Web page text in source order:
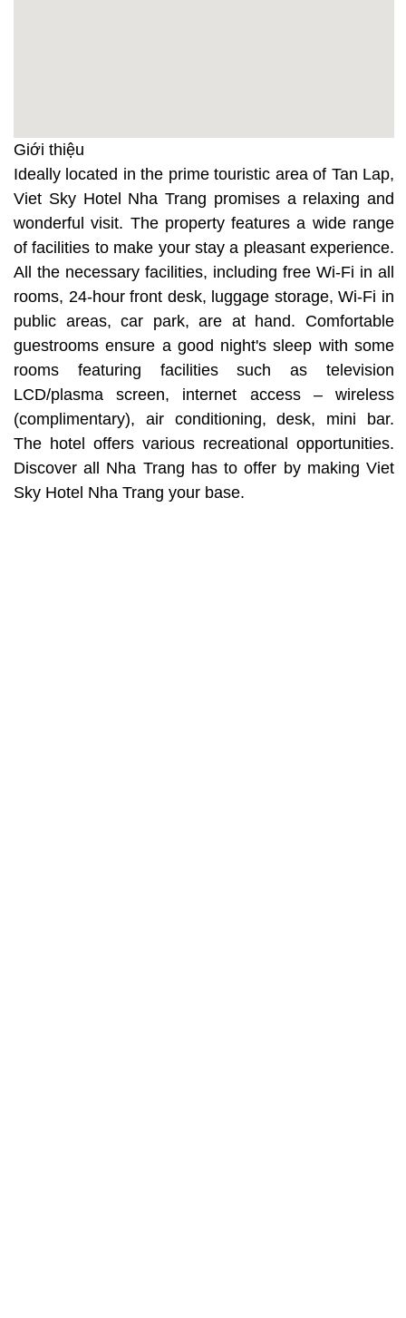
Giới thiệu
Ideally located in the prime touristic area of Tan Lap,
Viet Sky Hotel Nha Trang promises a relaxing and
wonderful visit. The property features a wide range
of facilities to make your stay a pleasant experience.
All the necessary facilities, including free Wi-Fi in all
rooms, 24-hour front desk, luggage storage, Wi-Fi in
public areas, car park, are at hand. Comfortable
guestrooms ensure a good night's sleep with some
rooms featuring facilities such as television
LCD/plasma screen, internet access – wireless
(complimentary), air conditioning, desk, mini bar.
The hotel offers various recreational opportunities.
Discover all Nha Trang has to offer by making Viet
Sky Hotel Nha Trang your base.